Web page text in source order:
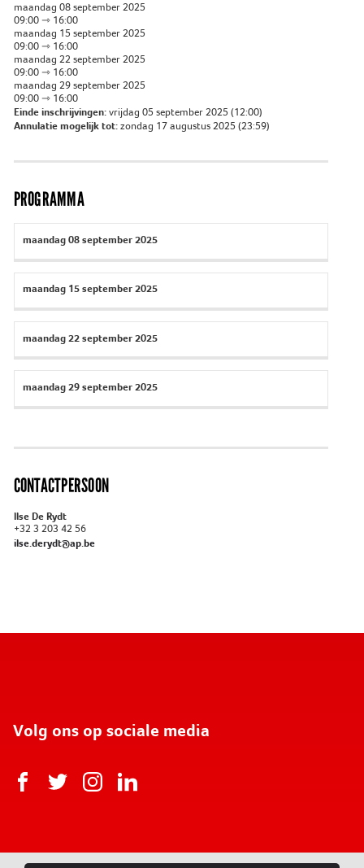
maandag 08 september 2025
09:00 ⇾ 16:00
maandag 15 september 2025
09:00 ⇾ 16:00
maandag 22 september 2025
09:00 ⇾ 16:00
maandag 29 september 2025
09:00 ⇾ 16:00
Einde inschrijvingen: vrijdag 05 september 2025 (12:00)
Annulatie mogelijk tot: zondag 17 augustus 2025 (23:59)
PROGRAMMA
maandag 08 september 2025
maandag 15 september 2025
maandag 22 september 2025
maandag 29 september 2025
CONTACTPERSOON
Ilse De Rydt
+32 3 203 42 56
ilse.derydt@ap.be
Volg ons op sociale media